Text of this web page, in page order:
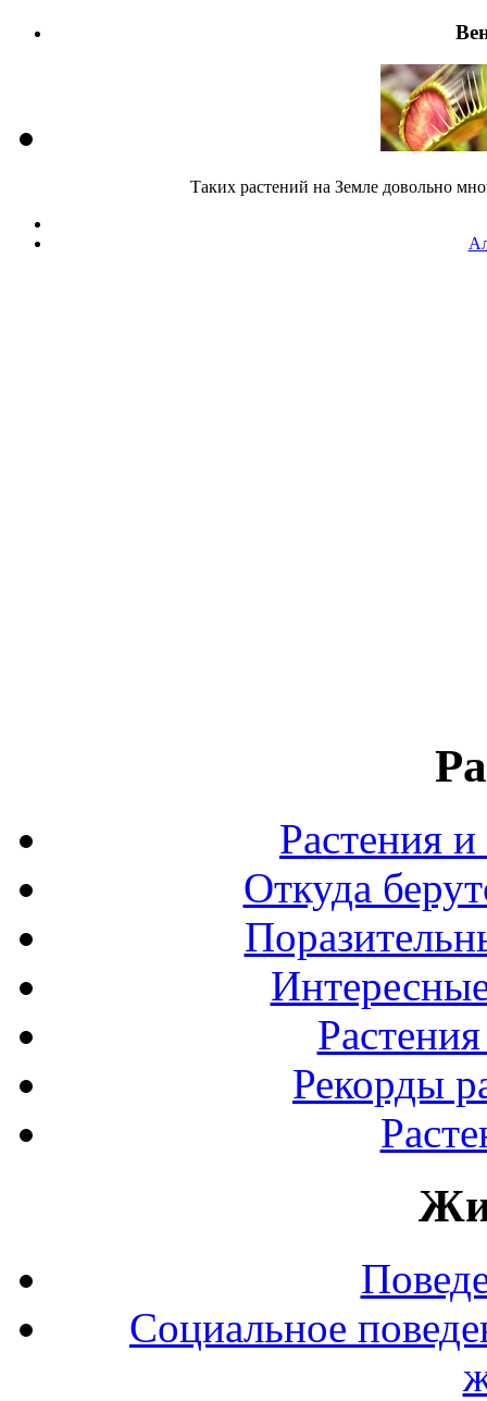
Таких растений на Земле довольно
Растения
Откуда
Рекорды
Социальное